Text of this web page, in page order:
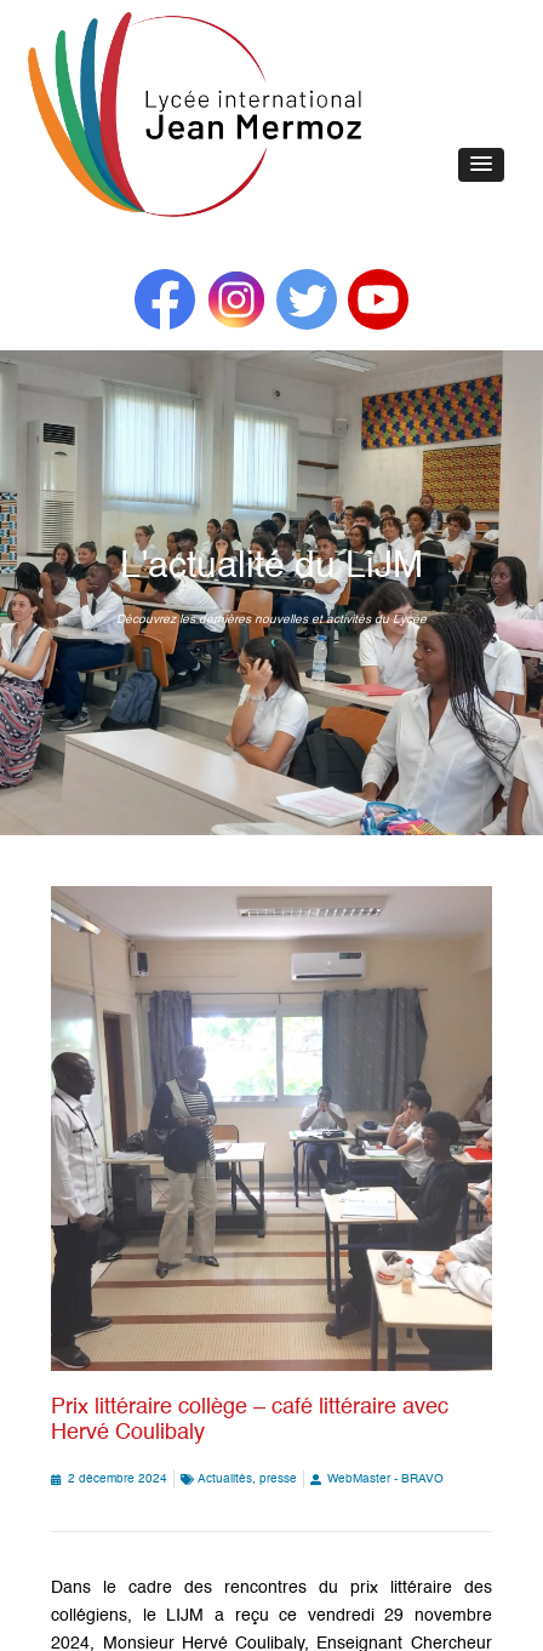
L'actualité du LiJM
Découvrez les dernières nouvelles et activités du Lycée
Prix littéraire collège – café littéraire avec
Hervé Coulibaly
2 décembre 2024 Actualités,presse WebMaster - BRAVO
Dans le cadre des rencontres du prix littéraire des
collégiens, le LIJM a reçu ce vendredi 29 novembre
2024, Monsieur Hervé Coulibaly, Enseignant Chercheur